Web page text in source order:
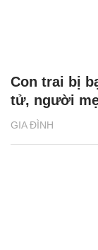
GIA ĐÌNH
Con trai bị
tử, người